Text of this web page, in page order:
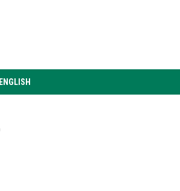
ENGLISH